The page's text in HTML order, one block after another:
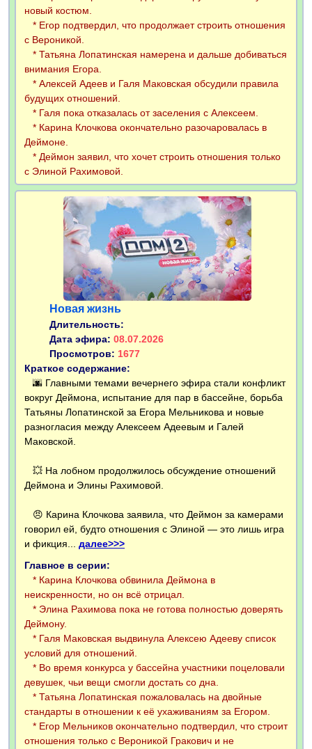
новый костюм.
* Егор подтвердил, что продолжает строить отношения
с Вероникой.
* Татьяна Лопатинская намерена и дальше добиваться
внимания Егора.
* Алексей Адеев и Галя Маковская обсудили правила
будущих отношений.
* Галя пока отказалась от заселения с Алексеем.
* Карина Клочкова окончательно разочаровалась в
Деймоне.
* Деймон заявил, что хочет строить отношения только
с Элиной Рахимовой.
Новая жизнь
Длительность:
Дата эфира: 08.07.2026
Просмотров: 1677
Краткое содержание:
🌆 Главными темами вечернего эфира стали конфликт
вокруг Деймона, испытание для пар в бассейне, борьба
Татьяны Лопатинской за Егора Мельникова и новые
разногласия между Алексеем Адеевым и Галей
Маковской.
💥 На лобном продолжилось обсуждение отношений
Деймона и Элины Рахимовой.
😠 Карина Клочкова заявила, что Деймон за камерами
говорил ей, будто отношения с Элиной — это лишь игра
и фикция... далее>>>
Главное в серии:
* Карина Клочкова обвинила Деймона в
неискренности, но он всё отрицал.
* Элина Рахимова пока не готова полностью доверять
Деймону.
* Галя Маковская выдвинула Алексею Адееву список
условий для отношений.
* Во время конкурса у бассейна участники поцеловали
девушек, чьи вещи смогли достать со дна.
* Татьяна Лопатинская пожаловалась на двойные
стандарты в отношении к её ухаживаниям за Егором.
* Егор Мельников окончательно подтвердил, что строит
отношения только с Вероникой Гракович и не